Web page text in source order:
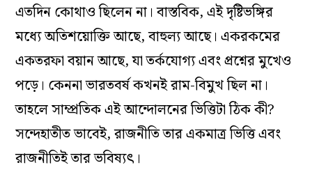
এতদিন কোথাও ছিলেন না। বাস্তবিক, এই দৃষ্টিভঙ্গির
মধ্যে অতিশয়োক্তি আছে, বাহুল্য আছে। একরকমের
একতরফা বয়ান আছে, যা তর্কযোগ্য এবং প্রশ্নের মুখেও
পড়ে। কেননা ভারতবর্ষ কখনই রাম-বিমুখ ছিল না।
তাহলে সাম্প্রতিক এই আন্দোলনের ভিত্তিটা ঠিক কী?
সন্দেহাতীত ভাবেই, রাজনীতি তার একমাত্র ভিত্তি এবং
রাজনীতিই তার ভবিষ্যৎ।